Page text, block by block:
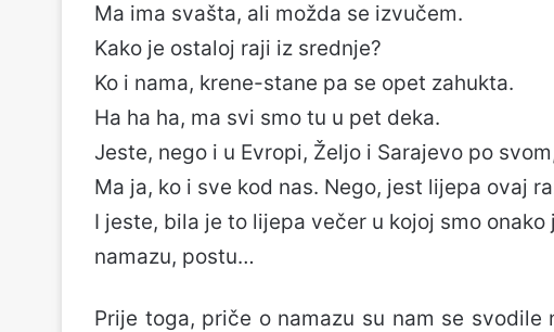
Ma ima svašta, ali možda se izvučem.
Kako je ostaloj raji iz srednje?
Ko i nama, krene-stane pa se opet zahukta.
Ha ha ha, ma svi smo tu u pet deka.
Jeste, nego i u Evropi, Željo i Sarajevo po
Ma ja, ko i sve kod nas. Nego, jest lijepa ovaj
I jeste, bila je to lijepa večer u kojoj smo
namazu, postu…
Prije toga, priče o namazu su nam se